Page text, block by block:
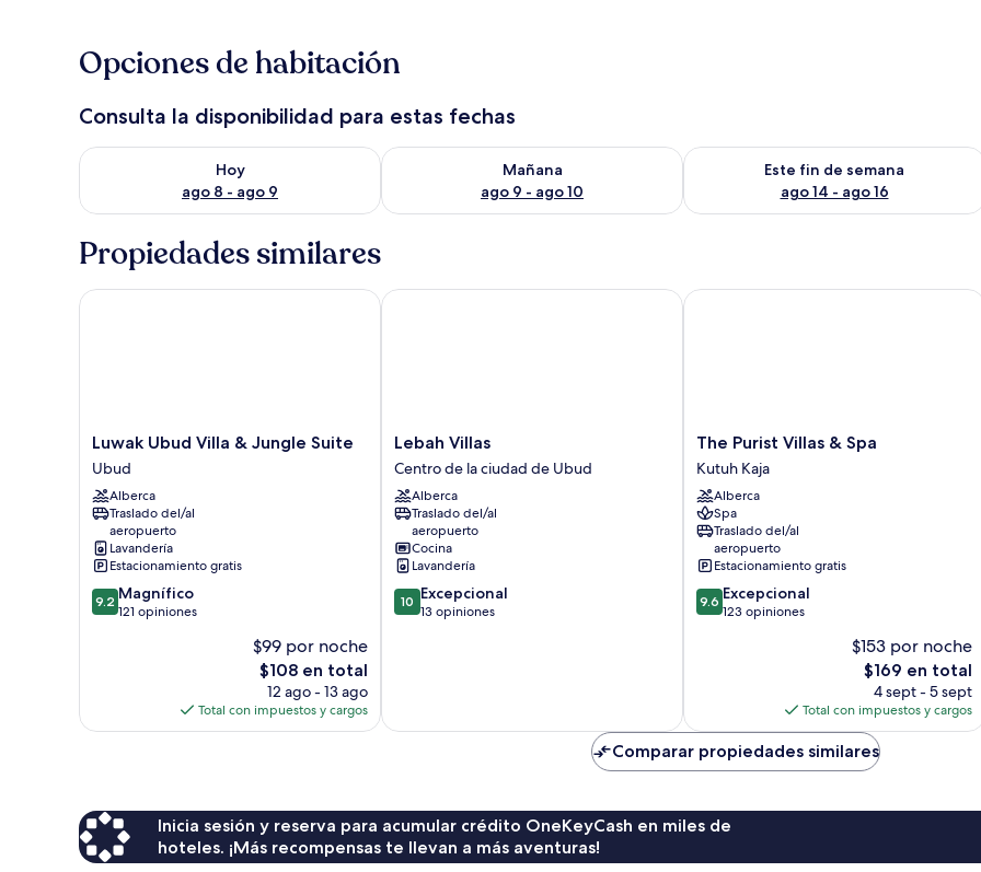
Opciones de habitación
Consulta la disponibilidad para estas fechas
Hoy
ago 8 - ago 9
Consulta la disponibilidad para hoy ago 8 - ago 9
Mañana
ago 9 - ago 10
Consulta la disponibilidad para mañana ago 9 - ago 10
Este fin de semana
ago 14 - ago 16
Consulta la disponibilidad para este
Propiedades similares
Luwak
Ubud
Villa
&
Jungle
Suite
Ubud
Luwak Ubud Villa & Jungle Suite
Ubud
Alberca
Traslado del/al
aeropuerto
Lavandería
Estacionamiento gratis
9.2
de
9.2 Magnífico
121 opiniones
$99 por noche
El
precio
actual
es
$108 en total
12 ago - 13 ago
Total con impuestos y cargos
Luwak Ubud Villa & Jungle Suite
Lebah
Villas
Centro
de
la
ciudad
de
Ubud
Lebah Villas
Centro de la ciudad de Ubud
Alberca
Traslado del/al
aeropuerto
Cocina
Lavandería
10.0
de
10 Excepcional
13 opiniones
Lebah Villas
The
Purist
Villas
&
Spa
Kutuh
Kaja
The Purist Villas & Spa
Kutuh Kaja
Alberca
Spa
Traslado del/al
aeropuerto
Estacionamiento gratis
9.6
de
9.6 Excepcional
123 opiniones
$153 por noche
El
precio
actual
es
de
$169
$169 en total
4 sept - 5 sept
Total con impuestos y cargos
The Purist Villas & Spa
Comparar propiedades similares
Inicia sesión y reserva para acumular crédito OneKeyCash en miles de
hoteles. ¡Más recompensas te llevan a más aventuras!